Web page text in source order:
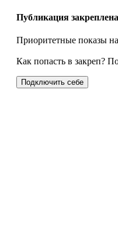
Публикация закреплена
Приоритетные показы
Как попасть в закреп?
Подключить себе